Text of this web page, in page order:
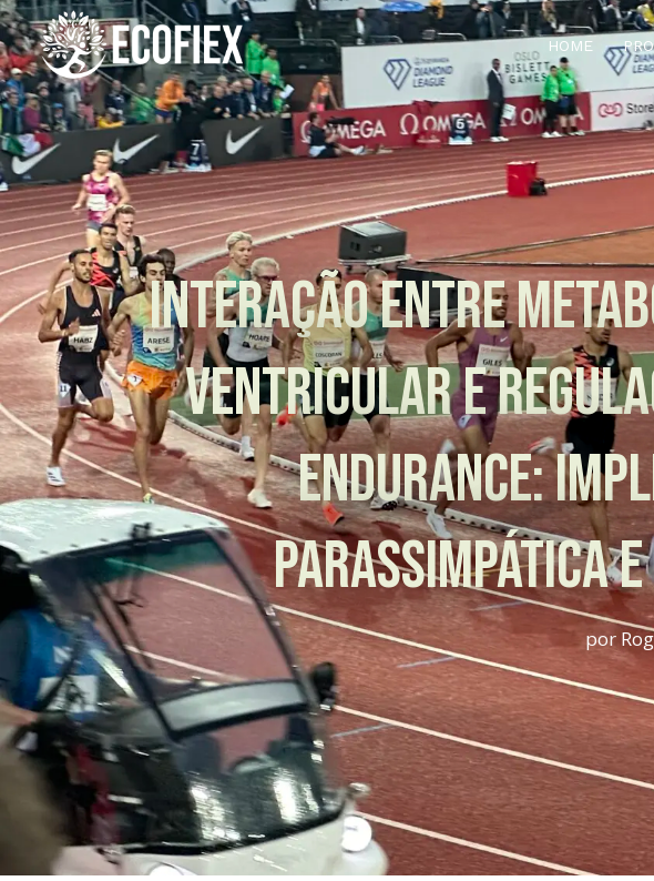
HOME
INTERAÇÃO ENTRE
VENTRICULAR E
ENDURANCE:
PARASSIMPÁTICA
por